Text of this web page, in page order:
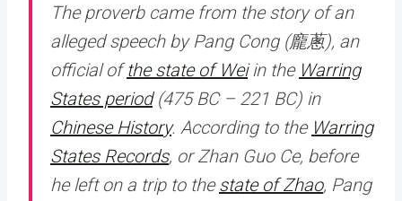
The proverb came from the story of an
alleged speech by Pang Cong (龐蔥), an
official ofthe state of Weiin the Warring
States period(475 BC – 221 BC) in
Chinese History. According to the Warring
States Records, orZhan Guo Ce, before
he left on a trip to thestate of Zhao, Pang